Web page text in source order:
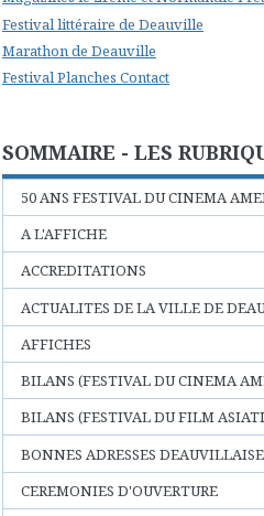
Festival littéraire de Deauville
Marathon de Deauville
Festival Planches Contact
SOMMAIRE - LES
50 ANS FESTIVAL DU CINEMA
A L'AFFICHE
ACCREDITATIONS
ACTUALITES DE LA VILLE DE
AFFICHES
BILANS (FESTIVAL DU CINEMA
BILANS (FESTIVAL DU FILM
BONNES ADRESSES
CEREMONIES D'OUVERTURE